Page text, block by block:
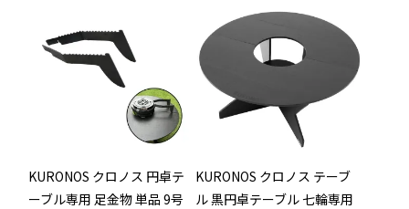
KURONOS クロノス 円卓テ
ーブル専用 足金物 単品 9号
KURONOS クロノス テーブ
ル 黒円卓テーブル 七輪専用